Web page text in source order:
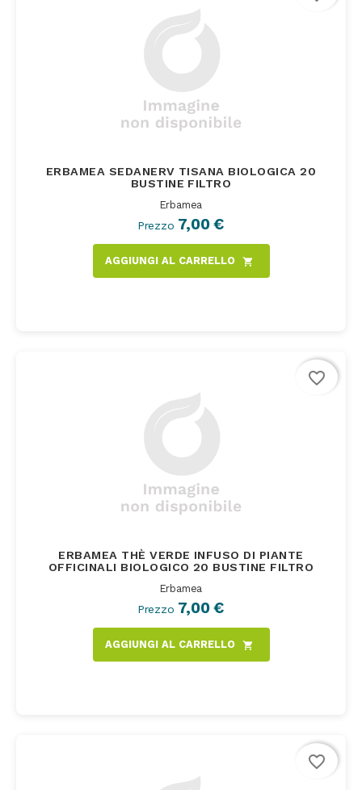
ERBAMEA SEDANERV TISANA BIOLOGICA 20
BUSTINE FILTRO
Erbamea
Prezzo 7,00 €
AGGIUNGI AL CARRELLO shopping_cart
ERBAMEA THÈ VERDE INFUSO DI PIANTE
OFFICINALI BIOLOGICO 20 BUSTINE FILTRO
Erbamea
Prezzo 7,00 €
AGGIUNGI AL CARRELLO shopping_cart
favorite_border
favorite_border